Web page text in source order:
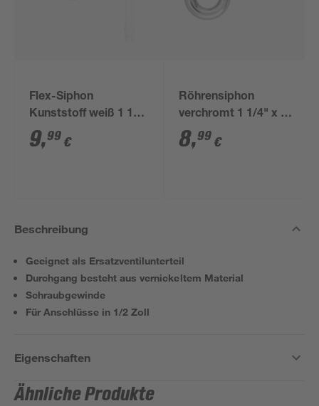
Flex-Siphon
Kunststoff weiß 1 1/2'
x 40/50 mm
9,99 €
Röhrensiphon
verchromt 1 1/4" x 32
mm
8,99 €
Beschreibung
Geeignet als Ersatzventilunterteil
Durchgang besteht aus vernickeltem Material
Schraubgewinde
Für Anschlüsse in 1/2 Zoll
Eigenschaften
Ähnliche Produkte